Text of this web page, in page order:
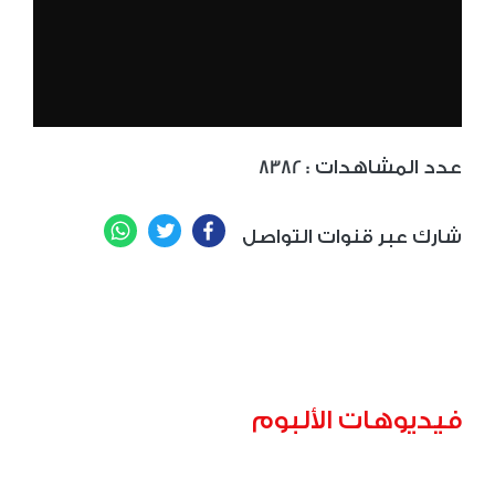
8382 : عدد المشاهدات
شارك عبر قنوات التواصل Facebook
Twitter
فيديوهات الألبوم